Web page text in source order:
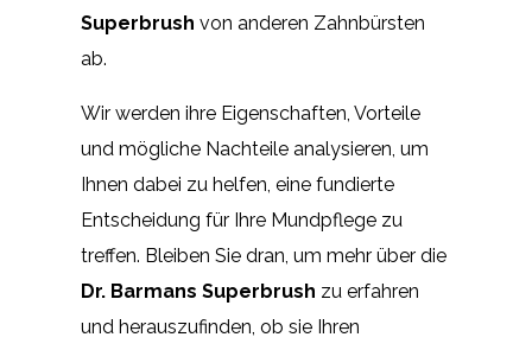
Superbrush von anderen Zahnbürsten
ab.
Wir werden ihre Eigenschaften, Vorteile
und mögliche Nachteile analysieren, um
Ihnen dabei zu helfen, eine fundierte
Entscheidung für Ihre Mundpflege zu
treffen. Bleiben Sie dran, um mehr über die
Dr. Barmans Superbrush zu erfahren
und herauszufinden, ob sie Ihren